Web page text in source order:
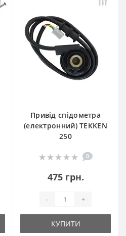
Привід спідометра
(електронний) TEKKEN
250
0
475 грн.
- +
КУПИТИ